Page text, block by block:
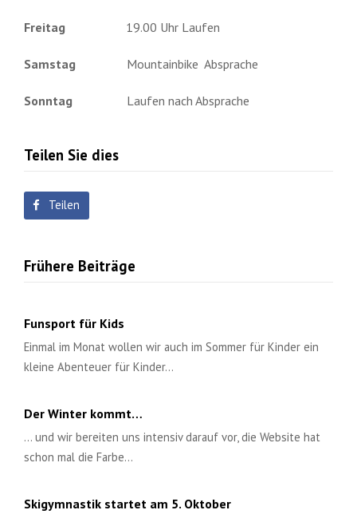
Freitag 19.00 Uhr Laufen
Samstag Mountainbike Absprache
Sonntag Laufen nach Absprache
Teilen Sie dies
Teilen
Frühere Beiträge
Funsport für Kids
Einmal im Monat wollen wir auch im Sommer für Kinder ein
kleine Abenteuer für Kinder…
Der Winter kommt…
... und wir bereiten uns intensiv darauf vor, die Website hat
schon mal die Farbe…
Skigymnastik startet am 5. Oktober